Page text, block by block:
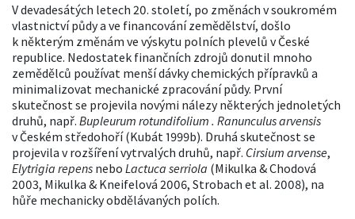
V devadesátých letech 20. století, po změnách v soukromém
vlastnictví půdy a ve financování zemědělství, došlo
k některým změnám ve výskytu polních plevelů v České
republice. Nedostatek finančních zdrojů donutil mnoho
zemědělců používat menší dávky chemických přípravků a
minimalizovat mechanické zpracování půdy. První
skutečnost se projevila novými nálezy některých jednoletých
druhů, např. Bupleurum rotundifolium . Ranunculus arvensis
v Českém středohoří (Kubát 1999b). Druhá skutečnost se
projevila v rozšíření vytrvalých druhů, např. Cirsium arvense,
Elytrigia repens nebo Lactuca serriola (Mikulka & Chodová
2003, Mikulka & Kneifelová 2006, Strobach et al. 2008), na
hůře mechanicky obdělávaných polích.